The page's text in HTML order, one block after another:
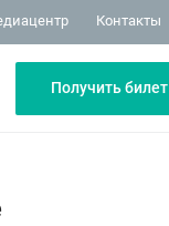
Контакты
Получить билет